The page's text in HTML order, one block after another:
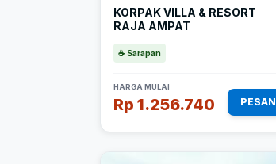
KORPAK VILLA & RESORT
RAJA AMPAT
☕ Sarapan
HARGA MULAI
Rp 1.256.740 PESAN